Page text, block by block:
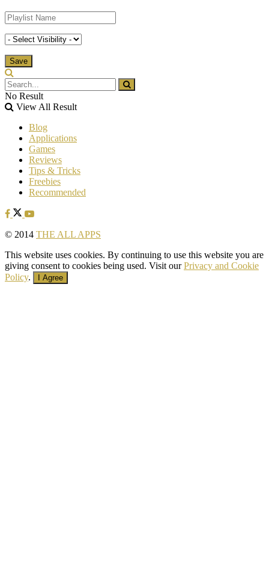
No Result
View All Result
Blog
Applications
Games
Reviews
Tips & Tricks
Freebies
Recommended
© 2014 THE ALL APPS
This website uses cookies. By continuing to use this website you are
giving consent to cookies being used. Visit ourPrivacy and Cookie
Policy. I Agree